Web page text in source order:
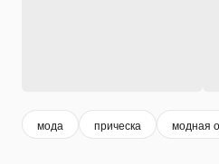
мода прическа модная